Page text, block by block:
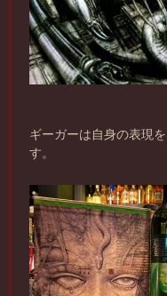
ギーガーは自身の表現を
す。